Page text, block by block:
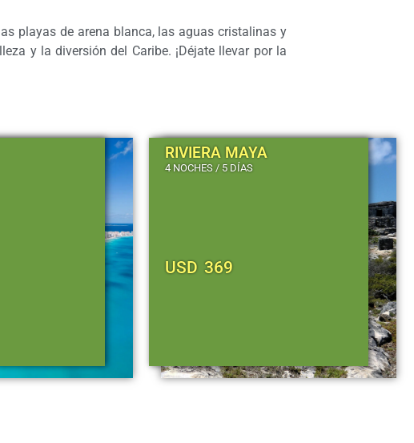
playas de arena blanca, las aguas cristalinas y
y la diversión del Caribe. ¡Déjate llevar por la
RIVIERA MAYA
4 NOCHES / 5 DÍAS
USD 369